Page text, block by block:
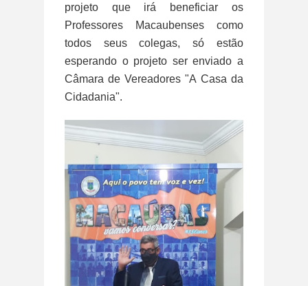
projeto que irá beneficiar os
Professores Macaubenses como
todos seus colegas, só estão
esperando o projeto ser enviado a
Câmara de Vereadores "A Casa da
Cidadania".